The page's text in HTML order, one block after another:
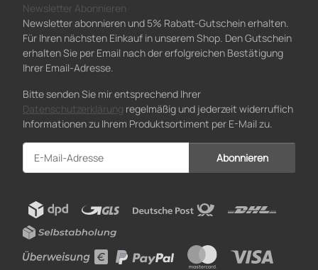
Newsletter Abonnieren
Newsletter abonnieren und 5% Rabatt-Gutschein erhalten.
Für Ihren nächsten Einkauf in unserem Shop. Den Gutschein
erhalten Sie per Email nach der erfolgreichen Bestätigung
Ihrer Email-Adresse.
Bitte senden Sie mir entsprechend Ihrer
Datenschutzerklärung regelmäßig und jederzeit widerruflich
Informationen zu Ihrem Produktsortiment per E-Mail zu.
Abonnieren